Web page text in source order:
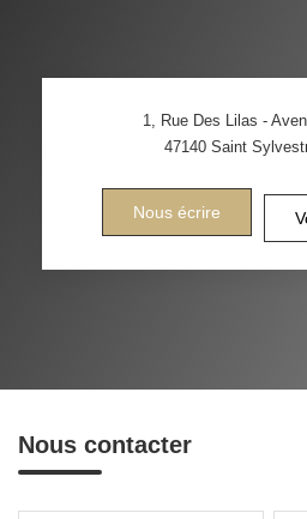
1, Rue Des Lilas -
47140 Saint
Nous écrire
Nous contacter